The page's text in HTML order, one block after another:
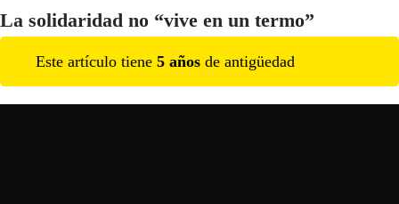
La solidaridad no “vive en un termo”
Este artículo tiene 5 años de antigüedad